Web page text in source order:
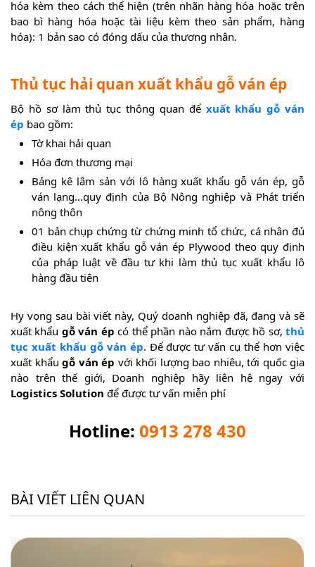
hóa kèm theo cách thể hiện (trên nhãn hàng hóa hoặc trên
bao bì hàng hóa hoặc tài liệu kèm theo sản phẩm, hàng
hóa): 1 bản sao có đóng dấu của thương nhân.
Thủ tục hải quan xuất khẩu gỗ ván ép
Bộ hồ sơ làm thủ tục thông quan để xuất khẩu gỗ ván
ép bao gồm:
Tờ khai hải quan
Hóa đơn thương mại
Bảng kê lâm sản với lô hàng xuất khẩu gỗ ván ép, gỗ
ván lạng…quy định của Bộ Nông nghiệp và Phát triển
nông thôn
01 bản chụp chứng từ chứng minh tổ chức, cá nhân đủ
điều kiện xuất khẩu gỗ ván ép Plywood theo quy định
của pháp luật về đầu tư khi làm thủ tục xuất khẩu lô
hàng đầu tiên
Hy vọng sau bài viết này, Quý doanh nghiệp đã, đang và sẽ
xuất khẩu gỗ ván ép có thể phần nào nắm được hồ sơ,thủ
tục xuất khẩu gỗ ván ép. Để được tư vấn cụ thể hơn việc
xuất khẩu gỗ ván ép với khối lượng bao nhiêu, tới quốc gia
nào trên thế giới, Doanh nghiệp hãy liên hệ ngay với
Logistics Solution để được tư vấn miễn phí
Hotline: 0913 278 430
BÀI VIẾT LIÊN QUAN